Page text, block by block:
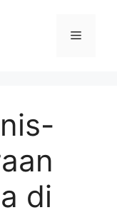
Menu
di